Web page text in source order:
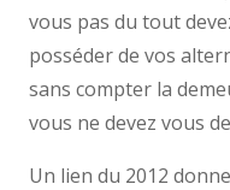
vous pas du tout
posséder de vos
sans compter la
vous ne devez vous
Un lien du 2012